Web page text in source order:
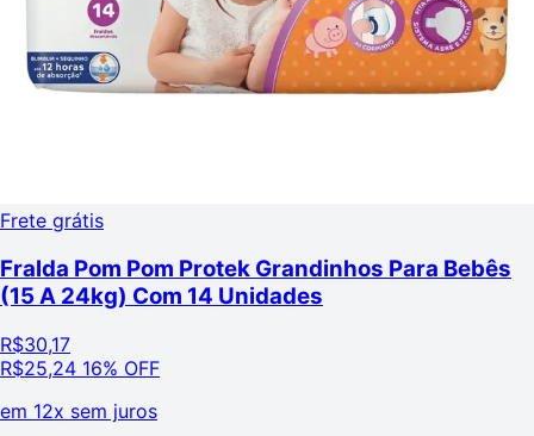
Frete grátis
Fralda Pom Pom Protek Grandinhos Para Bebês
(15 A 24kg) Com 14 Unidades
R$30,17
R$25,24 16% OFF
em 12x sem juros